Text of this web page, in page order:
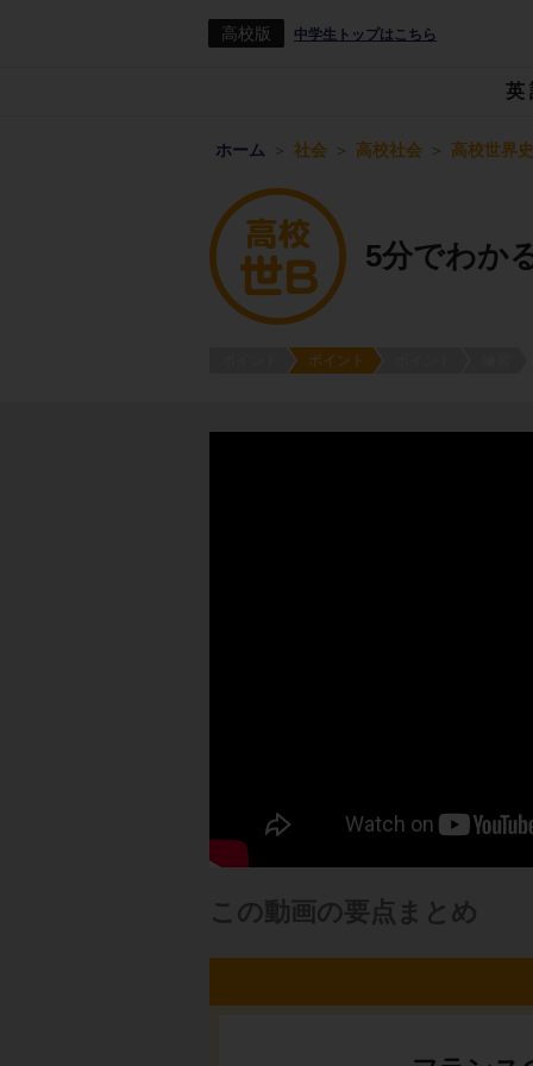
高校版 中学生トップはこちら
英
ホーム 社会 高校社会 高校世界
5分でわか
ポイント
この動画の要点まとめ